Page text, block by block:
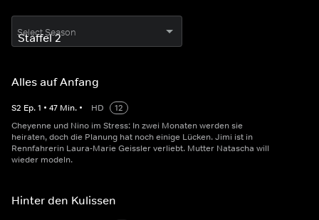
Select Season
Alles auf Anfang
S2 Ep.1 • 47 Min. • HD
12
Cheyenne und Nino im Stress: In zwei Monaten werden sie
heiraten, doch die Planung hat noch einige Lücken. Jimi ist in
Rennfahrerin Laura-Marie Geissler verliebt. Mutter Natascha will
wieder modeln.
Hinter den Kulissen